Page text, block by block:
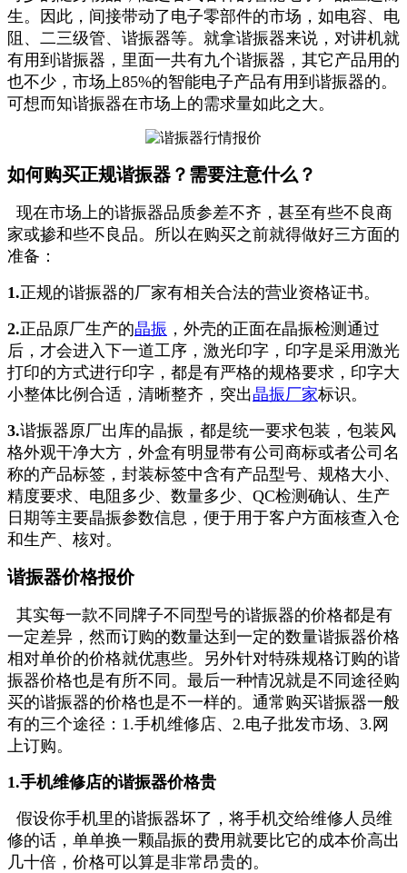
生。
因此，间接带动了电子零部件的市场，如电容、电
阻、二三级管、谐振器等。就拿谐振器来说，对讲机就
有用到 谐振器，里面一共有九个谐振器，其它产品用的
也不少，市场上85%的智能电子产品有用到谐振器的。
可想而知谐振器在市场上的需求量如此之大。
如何购买正规谐振器？需要注意什么？
现在市场上的谐振器品质参差不齐，甚至有些不良商
家或掺和些不良品。所以在购买之前就得做好三方面的
准备：
1.正规的谐振器的厂家有相关合法的营业资格证书。
2.正品原厂生产的晶振 ，外壳的正面在晶振检测通过
后，才会进入下一道工序，激光印字，印字是采用激光
打印的方式进行印字，都是有严格的规格要求，印字大
小整体比例合适，清晰整齐，突出晶振厂家标识。
3.谐振器原厂出库的晶振，都是统一要求包装，包装风
格外观干净大方，外盒有明显带有公司商标或者公司名
称的产品标签，封装标签中含有产品型号、规格大小、
精度要求、电阻多少、数量多少、QC检测确认、生产
日期等主要晶振参数信息，便于用于客户方面核查入仓
和生产、核对。
谐振器价格报价
其实每一款不同牌子不同型号的谐振器的价格都是有
一定差异，然而订购的数量达到一定的数量谐振器价格
相对单价的价格就优惠些。另外针对特殊规格订购的谐
振器价格也是有所不同。最后一种情况就是不同途径购
买的谐振器的价格也是不一样的。通常购买谐振器一般
有的三个途径：1.手机维修店、2.电子批发市场、3.网
上订购。
1.手机维修店的谐振器价格贵
假设你手机里的谐振器坏了，将手机交给维修人员维
修的话，单单换一颗晶振的费用就要比它的成本价高出
几十倍，价格可以算是非常昂贵的。